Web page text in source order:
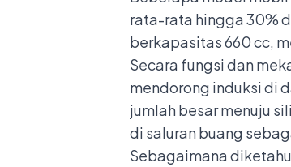
rata-rata hingga 30%
berkapasitas 660 cc,
Secara fungsi dan
mendorong induksi di
jumlah besar menuju
di saluran buang
Sebagaimana